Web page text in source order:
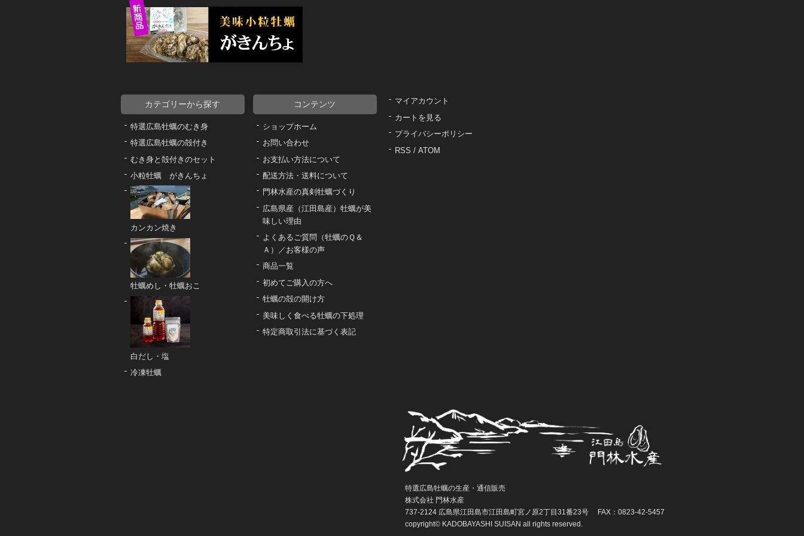
カテゴリーから探す
特選広島牡蠣のむき身
特選広島牡蠣の殻付き
むき身と殻付きのセット
小粒牡蠣 がきんちょ
カンカン焼き
牡蠣めし・牡蠣おこ
白だし・塩
冷凍牡蠣
コンテンツ
ショップホーム
お問い合わせ
お支払い方法について
配送方法・送料について
門林水産の真剣牡蠣づくり
広島県産（江田島産）牡蠣が美
味しい理由
よくあるご質問（牡蠣のＱ＆
Ａ）／お客様の声
商品一覧
初めてご購入の方へ
牡蠣の殻の開け方
美味しく食べる牡蠣の下処理
特定商取引法に基づく表記
マイアカウント
カートを見る
プライバシーポリシー
RSS /ATOM
特選広島牡蠣の生産・通信販売
株式会社 門林水産
737-2124 広島県江田島市江田島町宮ノ原2丁目31番23号 FAX：0823-42-5457
copyright© KADOBAYASHI SUISAN all rights reserved.